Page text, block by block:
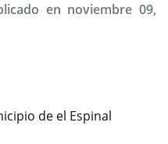
en noviembre 09,
de el Espinal